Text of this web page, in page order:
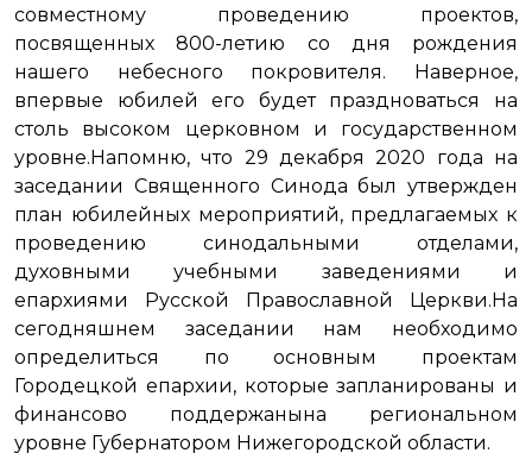
совместному проведению проектов,
посвященных 800-летию со дня рождения
нашего небесного покровителя. Наверное,
впервые юбилей его будет праздноваться на
столь высоком церковном и государственном
уровне.Напомню, что 29 декабря 2020 года на
заседании Священного Синода был утвержден
план юбилейных мероприятий, предлагаемых к
проведению синодальными отделами,
духовными учебными заведениями и
епархиями Русской Православной Церкви.На
сегодняшнем заседании нам необходимо
определиться по основным проектам
Городецкой епархии, которые запланированы и
финансово поддержанына региональном
уровне Губернатором Нижегородской области.